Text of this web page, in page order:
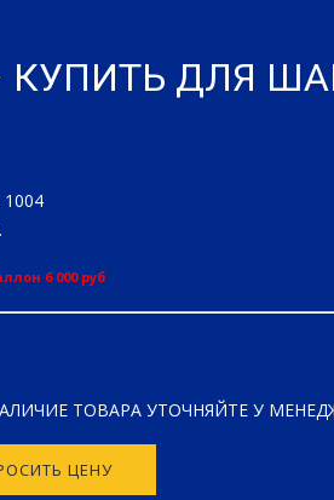
КУПИТЬ ДЛЯ
1004
6 000 руб
ТОВАРА УТОЧНЯЙТЕ У
ЦЕНУ